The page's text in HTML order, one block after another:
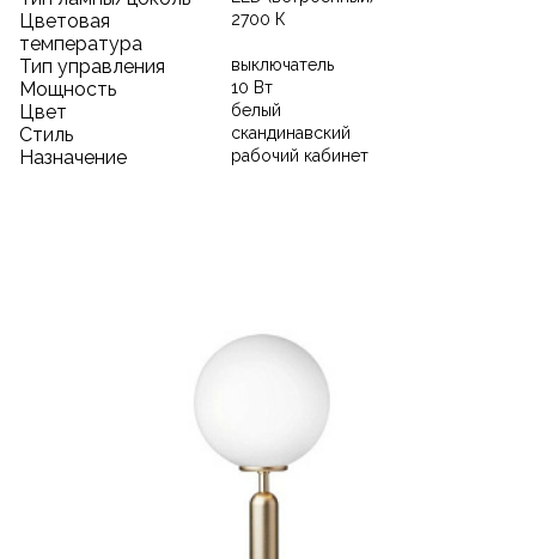
Цветовая
температура
2700 К
Тип управления выключатель
Мощность 10 Вт
Цвет белый
Стиль скандинавский
Назначение рабочий кабинет